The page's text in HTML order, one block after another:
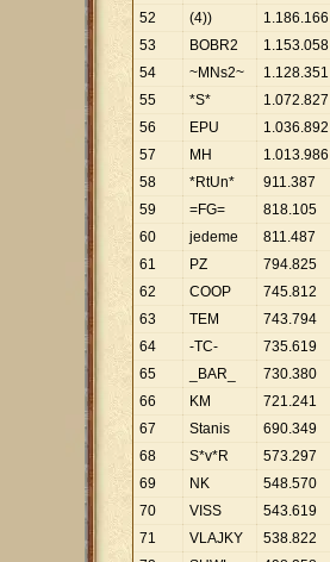
52
(4)) 1.186.166
53
BOBR2 1.153.058
54
~MNs2~ 1.128.351
55
*S* 1.072.827
56
EPU 1.036.892
57
MH 1.013.986
58
*RtUn* 911.387
59
=FG= 818.105
60
jedeme 811.487
61
PZ 794.825
62
COOP 745.812
63
TEM 743.794
64
-TC- 735.619
65
_BAR_ 730.380
66
KM 721.241
67
Stanis 690.349
68
S*v*R 573.297
69
NK 548.570
70
VISS 543.619
71
VLAJKY 538.822